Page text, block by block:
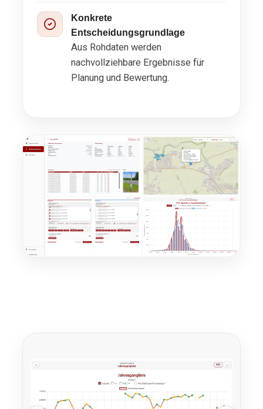
Konkrete
Entscheidungsgrundlage
Aus Rohdaten werden
nachvollziehbare Ergebnisse für
Planung und Bewertung.